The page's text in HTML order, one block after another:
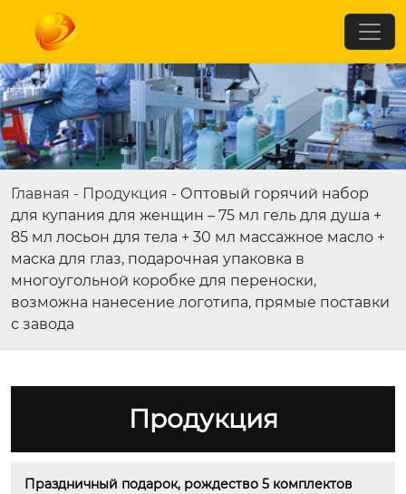
Главная - Продукция - Оптовый горячий набор
для купания для женщин – 75 мл гель для душа +
85 мл лосьон для тела + 30 мл массажное масло +
маска для глаз, подарочная упаковка в
многоугольной коробке для переноски,
возможна нанесение логотипа, прямые поставки
с завода
Продукция
Праздничный подарок, рождество 5 комплектов